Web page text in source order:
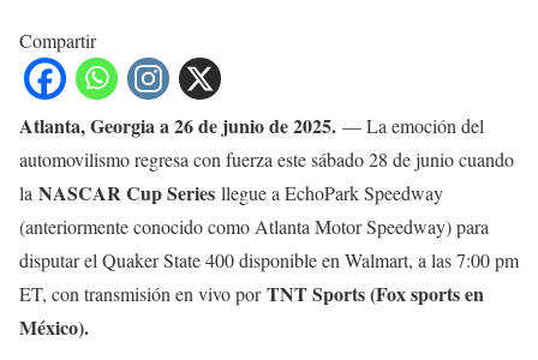
Compartir
Atlanta, Georgia a 26 de junio de 2025. — La emoción del
automovilismo regresa con fuerza este sábado 28 de junio cuando
la NASCAR Cup Series llegue a EchoPark Speedway
(anteriormente conocido como Atlanta Motor Speedway) para
disputar el Quaker State 400 disponible en Walmart, a las 7:00 pm
ET, con transmisión en vivo porTNT Sports (Fox sports en
México).